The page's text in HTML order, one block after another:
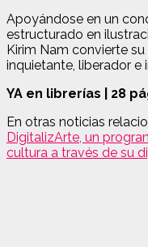
Apoyándose en un
estructurado en
Kirim Nam convierte
inquietante, liberador e
YA en librerías |
28
En otras noticias
DigitalizArte, un
cultura a través de su